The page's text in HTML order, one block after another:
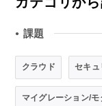
● 課題
クラウド セキュ
マイグレーション/